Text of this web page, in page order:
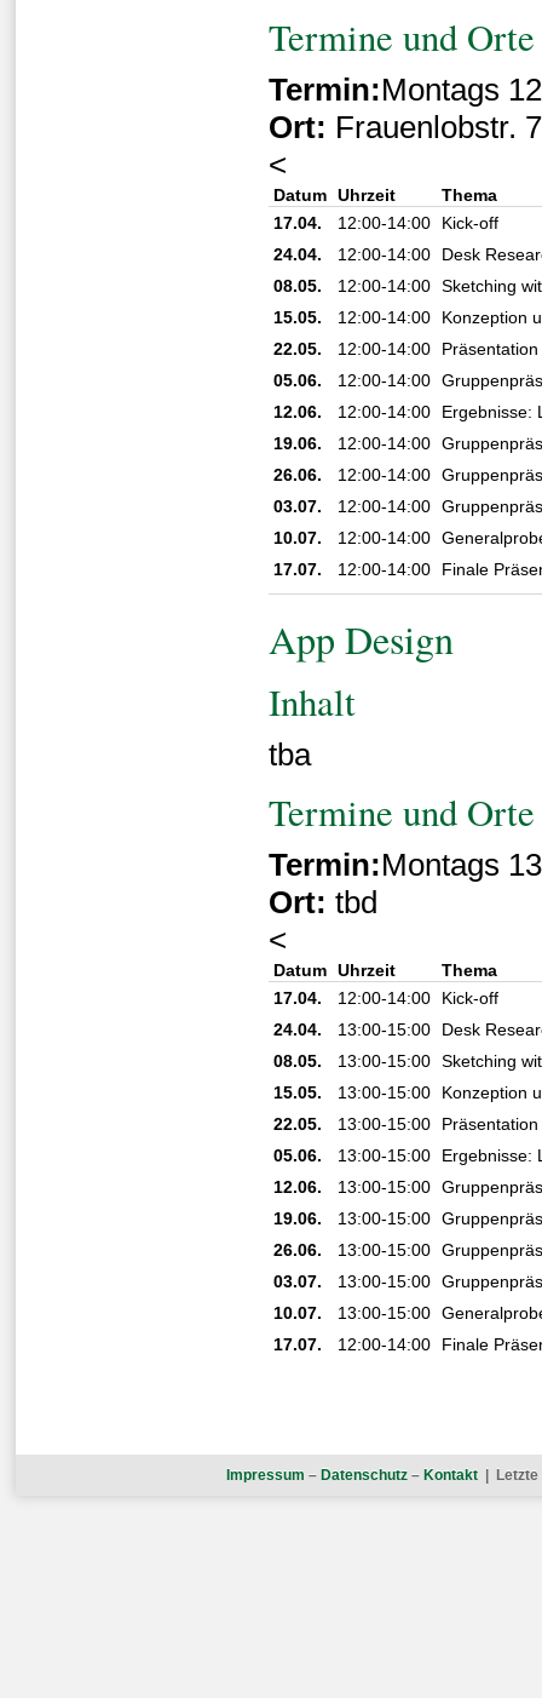
Termine und Orte
Termin:Montags
Ort: Frauenlobstr.
<
Datum Uhrzeit
Thema
17.04.
12:00-14:00
Kick-off
24.04.
12:00-14:00
Desk
08.05.
12:00-14:00 Sketching
15.05.
12:00-14:00
Konzeption
22.05.
12:00-14:00
05.06.
12:00-14:00
12.06.
12:00-14:00
Ergebnisse:
19.06.
12:00-14:00
26.06.
12:00-14:00
03.07.
12:00-14:00
10.07.
12:00-14:00
17.07.
12:00-14:00 Finale
App Design
Inhalt
tba
Termine und Orte
Termin:Montags
Ort: tbd
<
Datum Uhrzeit
Thema
17.04.
12:00-14:00
Kick-off
24.04.
13:00-15:00
Desk
08.05.
13:00-15:00 Sketching
15.05.
13:00-15:00
Konzeption
22.05.
13:00-15:00
05.06.
13:00-15:00
Ergebnisse:
12.06.
13:00-15:00
19.06.
13:00-15:00
26.06.
13:00-15:00
03.07.
13:00-15:00
10.07.
13:00-15:00
17.07.
12:00-14:00 Finale
Impressum – Datenschutz– Kontakt| Letzte